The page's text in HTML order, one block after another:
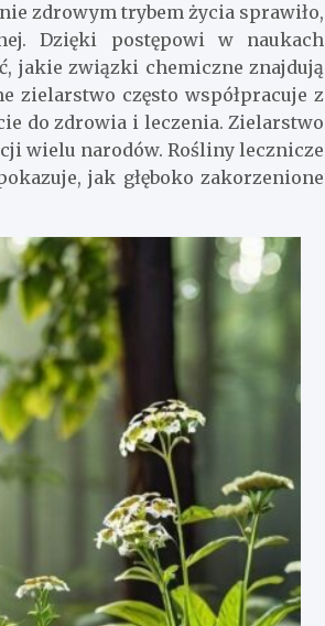
zdrowym trybem życia sprawiło,
Dzięki postępowi w naukach
jakie związki chemiczne znajdują
zielarstwo często współpracuje z
do zdrowia i leczenia. Zielarstwo
wielu narodów. Rośliny lecznicze
jak głęboko zakorzenione